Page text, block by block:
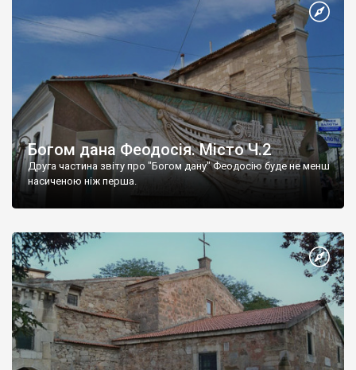
Богом дана Феодосія. Місто Ч.2
Друга частина звіту про "Богом дану" Феодосію буде не менш
насиченою ніж перша.